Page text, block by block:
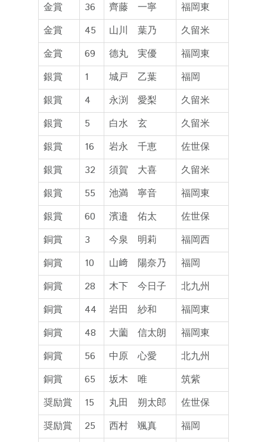
金賞
36 齊藤 一寧
福岡東
金賞
45 山川 葉乃
久留米
金賞
69 德丸 実優
福岡東
銀賞
1 城戸 乙葉
福岡
銀賞
4 永渕 愛梨
久留米
銀賞
5 白水 玄
久留米
銀賞
16 岩永 千恵
佐世保
銀賞
32 須賀 大喜
久留米
銀賞
55 池満 寧音
福岡東
銀賞
60 濱邉 佑太
佐世保
銅賞
3 今泉 明莉
福岡西
銅賞
10 山﨑 陽奈乃
福岡
銅賞
28 木下 今日子
北九州
銅賞
44 岩田 紗和
福岡東
銅賞
48 大薗 信太朗
福岡東
銅賞
56 中原 心愛
北九州
銅賞
65 坂木 唯
筑紫
奨励賞
15 丸田 朔太郎
佐世保
奨励賞
25 西村 颯真
福岡